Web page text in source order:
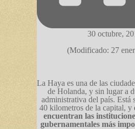
30 octubre,
(Modificado: 27
La Haya es una de las
de Holanda, y sin lugar a
administrativa del país. Está
40 kilometros de la capital, y
encuentran las
gubernamentales más